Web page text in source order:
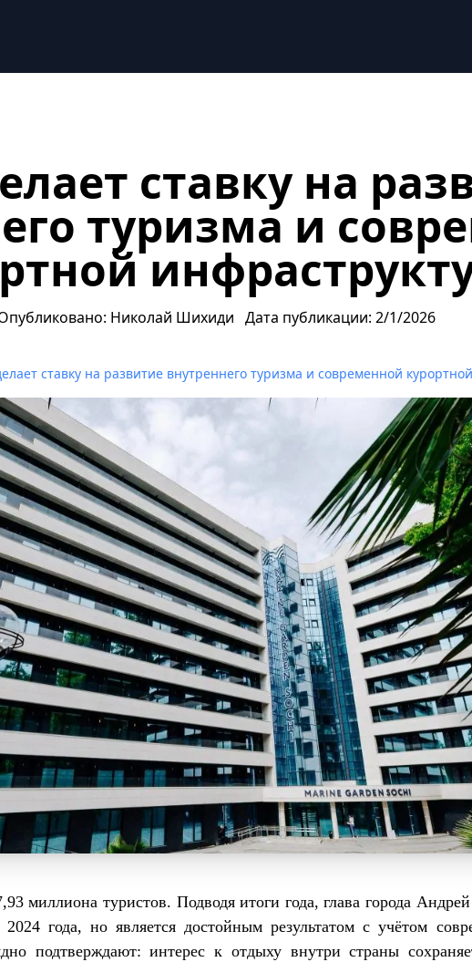
ставку на
туризма и
Николай Шихиди Дата публикации: 2/1/2026
ставку на развитие внутреннего туризма и современной
миллиона туристов. Подводя итоги года, глава города
2024 года, но является достойным результатом с учётом
подтверждают: интерес к отдыху внутри страны